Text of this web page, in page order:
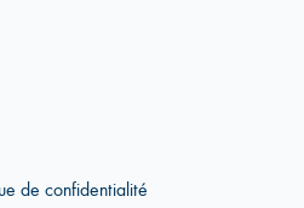
de confidentialité